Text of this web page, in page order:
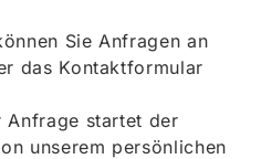
Sie Anfragen an
das Kontaktformular
Anfrage startet der
unserem persönlichen